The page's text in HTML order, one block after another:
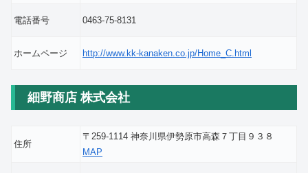
電話番号 0463-75-8131
ホームページ http://www.kk-kanaken.co.jp/Home_C.html
細野商店 株式会社
住所
〒259-1114 神奈川県伊勢原市高森７丁目９３８
MAP